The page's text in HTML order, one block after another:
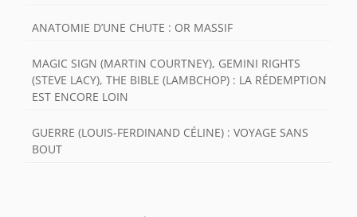
ANATOMIE D’UNE CHUTE : OR MASSIF
MAGIC SIGN (MARTIN COURTNEY), GEMINI RIGHTS
(STEVE LACY), THE BIBLE (LAMBCHOP) : LA RÉDEMPTION
EST ENCORE LOIN
GUERRE (LOUIS-FERDINAND CÉLINE) : VOYAGE SANS
BOUT